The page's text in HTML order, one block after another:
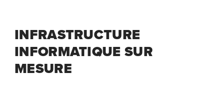
INFRASTRUCTURE
INFORMATIQUE SUR
MESURE